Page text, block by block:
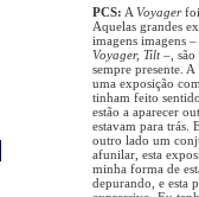
PCS: A Voyagerfoi
Aquelas grandes
imagens imagens –
Voyager, Tilt–, são
sempre presente. A
uma exposição
tinham feito
estão a aparecer
estavam para trás.
outro lado um
afunilar, esta
minha forma de
depurando, e esta